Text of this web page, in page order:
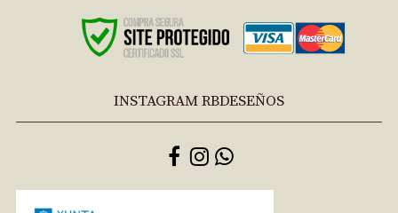
INSTAGRAM RBDESEÑOS